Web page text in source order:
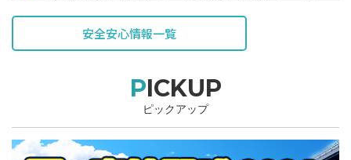
安全安心情報一覧
PICKUP
ピックアップ